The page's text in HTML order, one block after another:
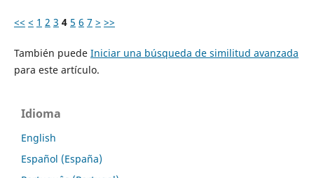
<< < 1 2 3 4 5 6 7 > >>
También puede Iniciar una búsqueda de similitud avanzada
para este artículo.
Idioma
English
Español (España)